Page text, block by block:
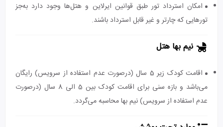
امکان استرداد تور طبق قوانین ایرلاین و هتل‌ها وجود دارد به‌جز
تورهایی که چارتر و غیر قابل استرداد باشند.
نیم بها هتل
اقامت کودک زیر 5 سال (درصورت عدم استفاده از سرویس) رایگان
می‌باشد و بازه سنی برای اقامت کودک بین 5 الی 8 سال (درصورت
عدم استفاده از سرویس) نیم بها محاسبه می‌گردد.